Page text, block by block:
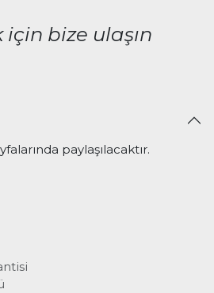
için bize ulaşın
paylaşılacaktır.